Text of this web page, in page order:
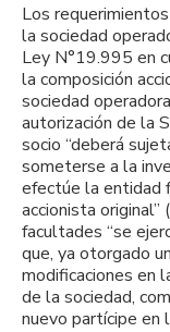
Los
la sociedad
Ley N°19.995 en
la composición
sociedad
autorización de la
socio “deberá
someterse a la
efectúe la entidad
accionista
facultades “se
que, ya otorgado
modificaciones en
de la sociedad,
nuevo partícipe en